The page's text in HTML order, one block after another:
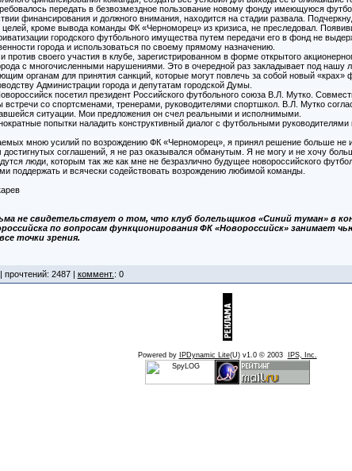
передать в безвозмездное пользование новому фонду имеющуюся
финансирования и должного внимания, находится на стадии развала.
кроме вывода команды ФК «Черноморец» из кризиса, не преследовал.
городского футбольного имущества путем передачи его в фонд не
города и использоваться по своему прямому назначению.
своего участия в клубе, зарегистрированном в форме открытого
с многочисленными нарушениями. Это в очередной раз закладывает под
органам для принятия санкций, которые могут повлечь за собой новый
Администрации города и депутатам городской Думы.
посетил президент Российского футбольного союза В.Л. Мутко.
встречи со спортсменами, тренерами, руководителями спортшкол. В.Л. Мутко
ситуации. Мои предложения он счел реальными и исполнимыми.
попытки наладить конструктивный диалог с футбольными руководителями
мною усилий по возрождению ФК «Черноморец», я принял решение больше не
соглашений, я не раз оказывался обманутым. Я не могу и не хочу
люди, которым так же как мне не безразлично будущее новороссийского
поддержать и всячески содействовать возрождению любимой команды.
не свидетельствует о том, что клуб болельщиков «Синий туман» в
по вопросам функционирования ФК «Новороссийск» занимает
точки зрения.
прочтений: 2487 | коммент. : 0
Powered by IPDynamic Lite(U) v1.0 © 2003 IPS, Inc.